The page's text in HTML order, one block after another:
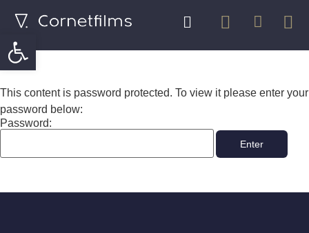
Abrir barra de herramientas
This content is password protected. To view it please enter your
password below:
Password: